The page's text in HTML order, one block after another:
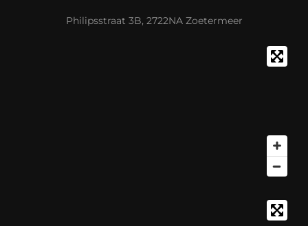
Philipsstraat 3B, 2722NA Zoetermeer